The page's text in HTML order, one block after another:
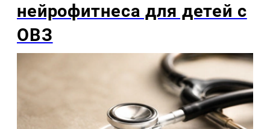
нейрофитнеса для детей с
ОВЗ